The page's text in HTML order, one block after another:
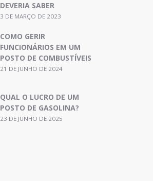
DEVERIA SABER
3 DE MARÇO DE 2023
COMO GERIR
FUNCIONÁRIOS EM UM
POSTO DE COMBUSTÍVEIS
21 DE JUNHO DE 2024
QUAL O LUCRO DE UM
POSTO DE GASOLINA?
23 DE JUNHO DE 2025